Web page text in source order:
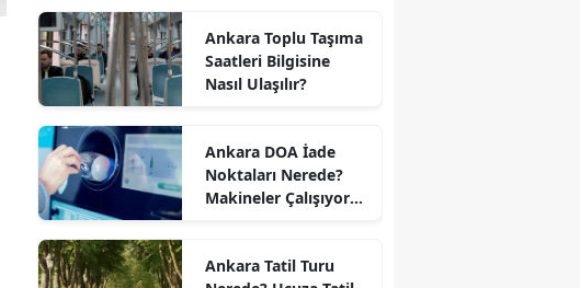
Ankara Toplu Taşıma
Saatleri Bilgisine
Nasıl Ulaşılır?
Ankara DOA İade
Noktaları Nerede?
Makineler Çalışıyor
Ankara Tatil Turu